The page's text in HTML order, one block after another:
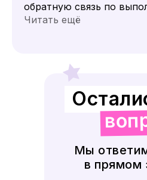
обратную связь по
заданиям, отлично
Особое внимание я
у вас есть формат
в котором педагог
в ребенком и дети
друга. Это
репертуар методов
Читать ещё
Мы
в прямом